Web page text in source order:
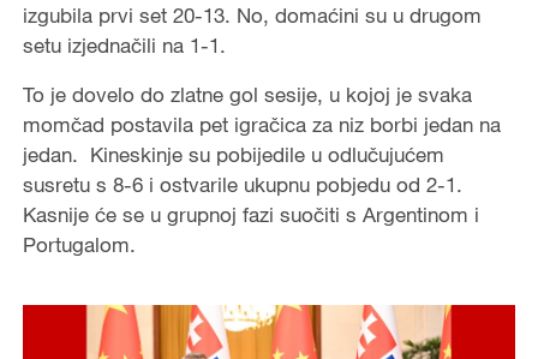
izgubila prvi set 20-13. No, domaćini su u drugom
setu izjednačili na 1-1.
To je dovelo do zlatne gol sesije, u kojoj je svaka
momčad postavila pet igračica za niz borbi jedan na
jedan. Kineskinje su pobijedile u odlučujućem
susretu s 8-6 i ostvarile ukupnu pobjedu od 2-1.
Kasnije će se u grupnoj fazi suočiti s Argentinom i
Portugalom.